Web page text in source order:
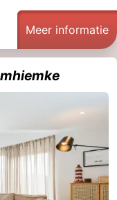
Meer informatie